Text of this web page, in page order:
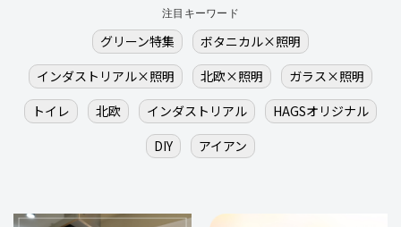
注目キーワード
グリーン特集
ボタニカル×照明
インダストリアル×照明
北欧×照明
ガラス×照明
トイレ
北欧 インダストリアル
HAGSオリジナル
DIY
アイアン